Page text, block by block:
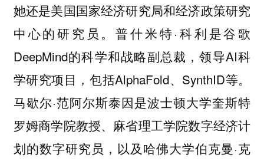
她还是美国国家经济研究局和经济政策研究
中心的研究员。普什米特·科利是谷歌
DeepMind的科学和战略副总裁，领导AI科
学研究项目，包括AlphaFold、SynthID等。
马歇尔·范阿尔斯泰因是波士顿大学奎斯特
罗姆商学院教授、麻省理工学院数字经济计
划的数字研究员，以及哈佛大学伯克曼·克